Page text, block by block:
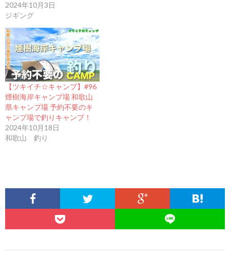
2024年10月3日
ジギング
【ツキイチ☆キャンプ】#96
煙樹海岸キャンプ場 和歌山
県キャンプ場 予約不要のキ
ャンプ場で釣りキャンプ！
2024年10月18日
和歌山 釣り